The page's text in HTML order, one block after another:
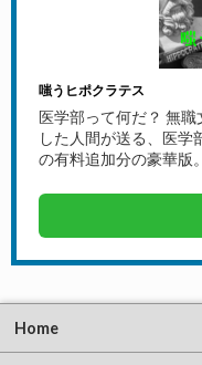
嗤うヒポクラテス
医学部って何だ？ 無
した人間が送る、医学
の有料追加分の豪華版。
Home